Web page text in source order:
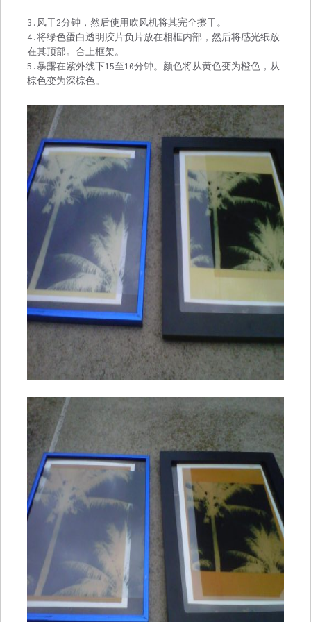
3.风干2分钟，然后使用吹风机将其完全擦干。
4.将绿色蛋白透明胶片负片放在相框内部，然后将感光纸放
在其顶部。合上框架。
5.暴露在紫外线下15至10分钟。颜色将从黄色变为橙色，从
棕色变为深棕色。